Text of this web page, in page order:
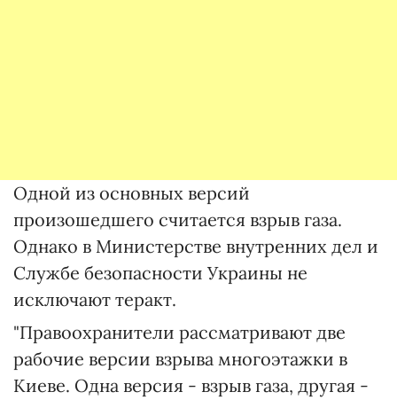
Одной из основных версий
произошедшего считается взрыв газа.
Однако в Министерстве внутренних дел и
Службе безопасности Украины не
исключают теракт.
"Правоохранители рассматривают две
рабочие версии взрыва многоэтажки в
Киеве. Одна версия - взрыв газа, другая -